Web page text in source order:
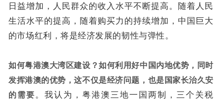
日益增加，人民群众的收入水平不断提高。随着人民
生活水平的提高，随着购买力的持续增加，中国巨大
的市场红利，将是经济发展的韧性与弹性。
如何粤港澳大湾区建设？如何利用好中国内地优势，同时
发挥港澳的优势，这不仅是经济问题，也是国家长治久安
的需要。我认为，粤港澳三地一国两制，三个关税